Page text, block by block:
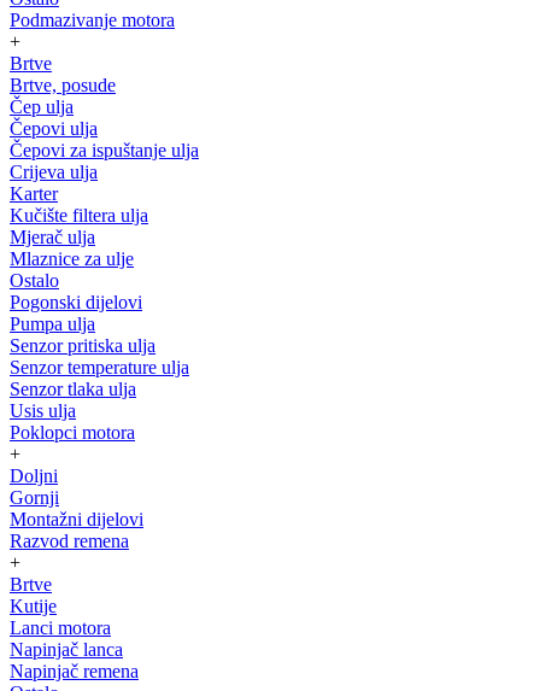
Podmazivanje motora
+
Brtve
Brtve, posude
Čep ulja
Čepovi ulja
Čepovi za ispuštanje ulja
Crijeva ulja
Karter
Kučište filtera ulja
Mjerač ulja
Mlaznice za ulje
Ostalo
Pogonski dijelovi
Pumpa ulja
Senzor pritiska ulja
Senzor temperature ulja
Senzor tlaka ulja
Usis ulja
Poklopci motora
+
Doljni
Gornji
Montažni dijelovi
Razvod remena
+
Brtve
Kutije
Lanci motora
Napinjač lanca
Napinjač remena